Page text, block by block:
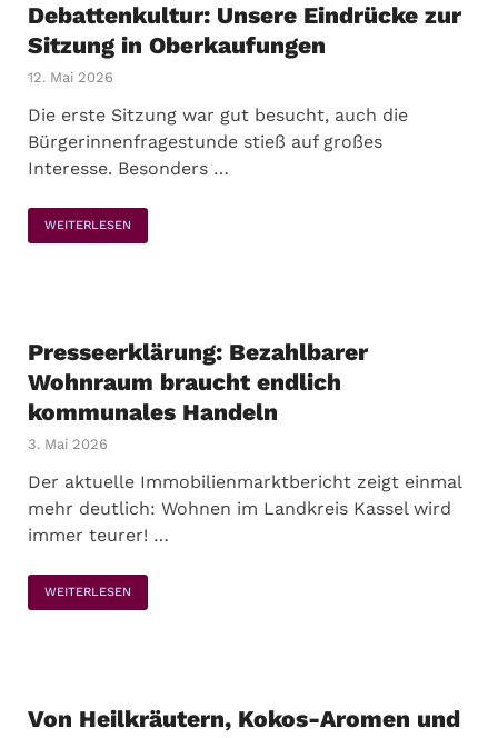
Debattenkultur: Unsere Eindrücke zur
Sitzung in Oberkaufungen
12. Mai 2026
Die erste Sitzung war gut besucht, auch die
Bürgerinnenfragestunde stieß auf großes
Interesse. Besonders …
WEITERLESEN
Presseerklärung: Bezahlbarer
Wohnraum braucht endlich
kommunales Handeln
3. Mai 2026
Der aktuelle Immobilienmarktbericht zeigt einmal
mehr deutlich: Wohnen im Landkreis Kassel wird
immer teurer! …
WEITERLESEN
Von Heilkräutern, Kokos-Aromen und